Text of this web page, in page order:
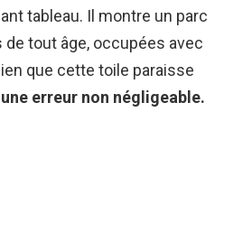
tableau. Il montre un parc
tout âge, occupées avec
que cette toile paraisse
erreur non négligeable.